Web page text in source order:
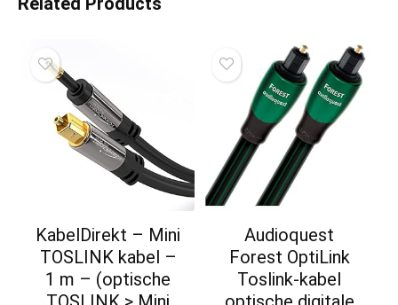
KabelDirekt – Mini
TOSLINK kabel –
1 m – (optische
Audioquest
Forest OptiLink
Toslink-kabel